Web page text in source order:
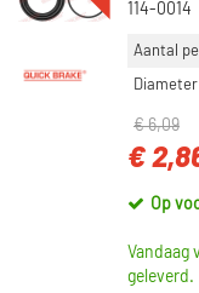
Wabco (56)
Pe
CATEGORIEËN
Remklauw revisie
114-0014
Aantal
€ 6,09
€
Op
Vandaag
geleverd.